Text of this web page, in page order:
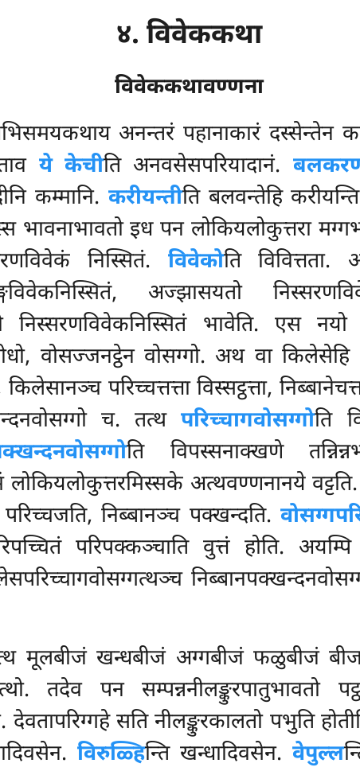
४. विवेककथा
विवेककथावण्णना
अनन्तरं पहानाकारं दस्सेन्तेन
ये केचीति अनवसेसपरियादानं.
कम्मानि. करीयन्तीति बलवन्तेहि
भावनाभावतो इध पन लोकियलोकुत्तरा
निस्सितं. विवेकोति विवित्तता.
अज्झासयतो
निस्सरणविवेकनिस्सितं भावेति. एस नयो
वोसज्जनट्ठेन वोसग्गो. अथ वा किलेसेहि
परिच्चत्तत्ता विस्सट्ठत्ता,
च. तत्थपरिच्चागवोसग्गोति
ति विपस्सनाक्खणे
लोकियलोकुत्तरमिस्सके अत्थवण्णनानये
निब्बानञ्च पक्खन्दति.
परिपक्कञ्चाति वुत्तं होति.
मूलबीजं खन्धबीजं अग्गबीजं फळुबीजं
तदेव पन सम्पन्ननीलङ्कुरपातुभावतो
देवतापरिग्गहे सति नीलङ्कुरकालतो पभुति
विरुळ्हिन्ति खन्धादिवसेन.वेपुल्ल